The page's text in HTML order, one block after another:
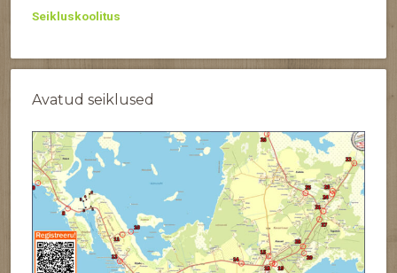
Seikluskoolitus
Avatud seiklused